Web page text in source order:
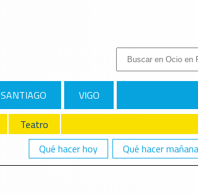
Buscar:
SANTIAGO VIGO
Teatro
Qué hacer hoy
Qué hacer mañana